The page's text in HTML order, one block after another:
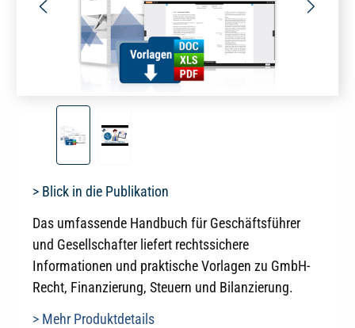
> Blick in die Publikation
Das umfassende Handbuch für Geschäftsführer
und Gesellschafter liefert rechtssichere
Informationen und praktische Vorlagen zu GmbH-
Recht, Finanzierung, Steuern und Bilanzierung.
> Mehr Produktdetails